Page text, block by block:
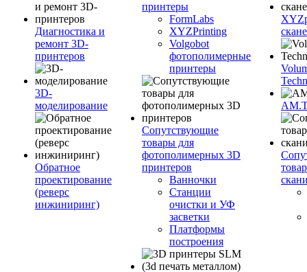
Диагностика и
ремонт 3D-
принтеров
3D-
моделирование
Обратное
проектирование
(реверс
инжиниринг)
принтеры
FormLabs
XYZPrinting
Volgobot
фотополимерные
принтеры
Сопутствующие
товары для
фотополимерных 3D
принтеров
Ванночки
Станции
очистки и УФ
засветки
Платформы
построения